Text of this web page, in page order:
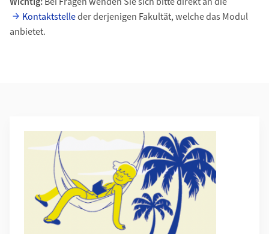
Kontaktstelleder derjenigen Fakultät, welche das Modul
anbietet.